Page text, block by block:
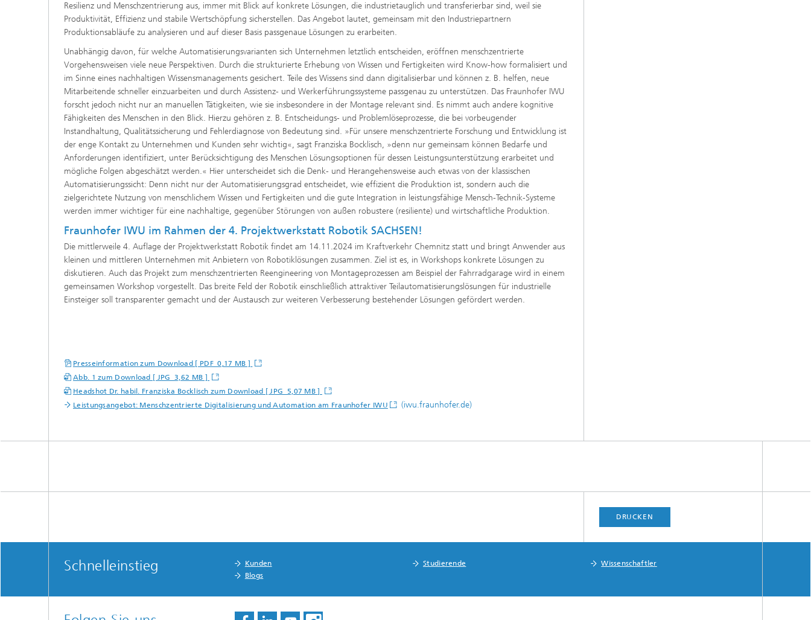
Resilienz und Menschzentrierung aus, immer mit Blick auf konkrete Lösungen, die industrietauglich und transferierbar sind, weil sie
Produktivität, Effizienz und stabile Wertschöpfung sicherstellen. Das Angebot lautet, gemeinsam mit den Industriepartnern
Produktionsabläufe zu analysieren und auf dieser Basis passgenaue Lösungen zu erarbeiten.
Unabhängig davon, für welche Automatisierungsvarianten sich Unternehmen letztlich entscheiden, eröffnen menschzentrierte
Vorgehensweisen viele neue Perspektiven. Durch die strukturierte Erhebung von Wissen und Fertigkeiten wird Know-how formalisiert und
im Sinne eines nachhaltigen Wissensmanagements gesichert. Teile des Wissens sind dann digitalisierbar und können z. B. helfen, neue
Mitarbeitende schneller einzuarbeiten und durch Assistenz- und Werkerführungssysteme passgenau zu unterstützen. Das Fraunhofer IWU
forscht jedoch nicht nur an manuellen Tätigkeiten, wie sie insbesondere in der Montage relevant sind. Es nimmt auch andere kognitive
Fähigkeiten des Menschen in den Blick. Hierzu gehören z. B. Entscheidungs- und Problemlöseprozesse, die bei vorbeugender
Instandhaltung, Qualitätssicherung und Fehlerdiagnose von Bedeutung sind. »Für unsere menschzentrierte Forschung und Entwicklung ist
der enge Kontakt zu Unternehmen und Kunden sehr wichtig«, sagt Franziska Bocklisch, »denn nur gemeinsam können Bedarfe und
Anforderungen identifiziert, unter Berücksichtigung des Menschen Lösungsoptionen für dessen Leistungsunterstützung erarbeitet und
mögliche Folgen abgeschätzt werden.« Hier unterscheidet sich die Denk- und Herangehensweise auch etwas von der klassischen
Automatisierungssicht: Denn nicht nur der Automatisierungsgrad entscheidet, wie effizient die Produktion ist, sondern auch die
zielgerichtete Nutzung von menschlichem Wissen und Fertigkeiten und die gute Integration in leistungsfähige Mensch-Technik-Systeme
werden immer wichtiger für eine nachhaltige, gegenüber Störungen von außen robustere (resiliente) und wirtschaftliche Produktion.
Fraunhofer IWU im Rahmen der 4. Projektwerkstatt Robotik SACHSEN!
Die mittlerweile 4. Auflage der Projektwerkstatt Robotik findet am 14.11.2024 im Kraftverkehr Chemnitz statt und bringt Anwender aus
kleinen und mittleren Unternehmen mit Anbietern von Robotiklösungen zusammen. Ziel ist es, in Workshops konkrete Lösungen zu
diskutieren. Auch das Projekt zum menschzentrierten Reengineering von Montageprozessen am Beispiel der Fahrradgarage wird in einem
gemeinsamen Workshop vorgestellt. Das breite Feld der Robotik einschließlich attraktiver Teilautomatisierungslösungen für industrielle
Einsteiger soll transparenter gemacht und der Austausch zur weiteren Verbesserung bestehender Lösungen gefördert werden.
Presseinformation zum Download [ PDF 0,17 MB ]
Abb. 1 zum Download [ JPG 3,62 MB ]
Headshot Dr. habil. Franziska Bocklisch zum Download [ JPG 5,07 MB ]
Leistungsangebot: Menschzentrierte Digitalisierung und Automation am Fraunhofer IWU
(iwu.fraunhofer.de)
DRUCKEN
Schnelleinstieg Kunden Studierende
Wissenschaftler
Blogs